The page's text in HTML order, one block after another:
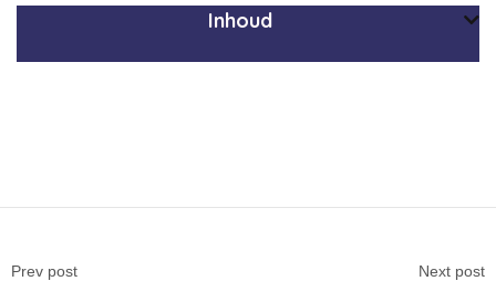
Inhoud
Prev post Next post